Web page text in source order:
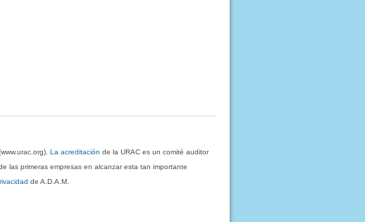
La acreditación de la URAC es un comité auditor
las primeras empresas en alcanzar esta tan importante
de A.D.A.M.